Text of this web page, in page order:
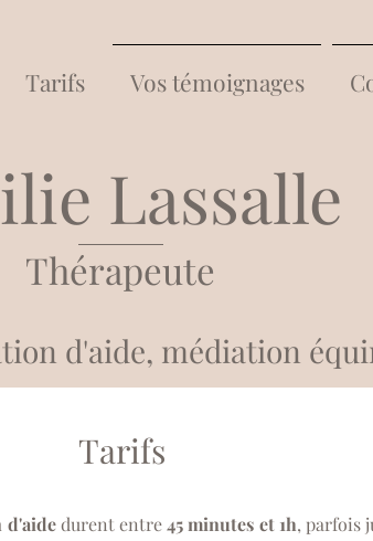
Tarifs Vos témoignages
Tarifs
d'aidedurent entre45 minutes et 1h, parfois
Lassalle
Thérapeute
d'aide, médiation